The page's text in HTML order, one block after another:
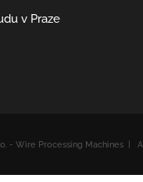
v Praze
- Wire Processing Machines |